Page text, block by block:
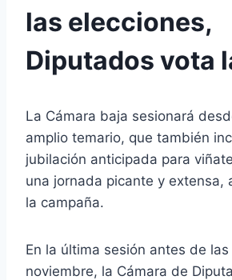
las elecciones,
Diputados vota
La Cámara baja sesionará
amplio temario, que también
jubilación anticipada para
una jornada picante y extensa,
la campaña.
En la última sesión antes de
noviembre, la Cámara de